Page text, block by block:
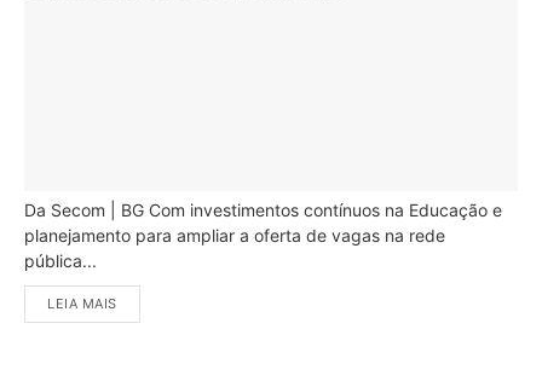
Da Secom | BG Com investimentos contínuos na Educação e
planejamento para ampliar a oferta de vagas na rede
pública...
LEIA MAIS